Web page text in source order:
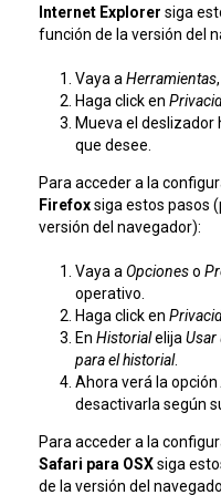
Internet Explorer siga
función de la versión del
Vaya a Herramientas,
Haga click en
Mueva el deslizador
que desee.
Para acceder a la
Firefoxsiga estos pasos
versión del navegador):
Vaya a Opcioneso
operativo.
Haga click en
En Historialelija Usar
para el historial.
Ahora verá la opción
desactivarla según
Para acceder a la
Safari para OSXsiga
de la versión del